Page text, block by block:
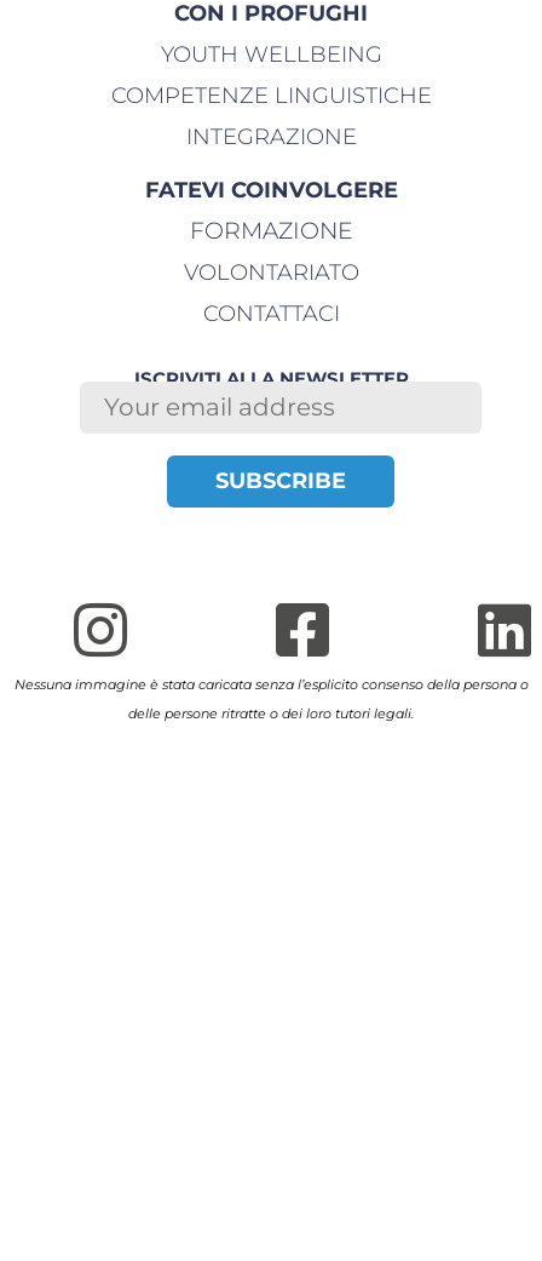
CON I PROFUGHI
YOUTH WELLBEING
COMPETENZE LINGUISTICHE
INTEGRAZIONE
FATEVI COINVOLGERE
FORMAZIONE
VOLONTARIATO
CONTATTACI
ISCRIVITI ALLA NEWSLETTER
Nessuna immagine è stata caricata senza l’esplicito consenso della persona o
delle persone ritratte o dei loro tutori legali.